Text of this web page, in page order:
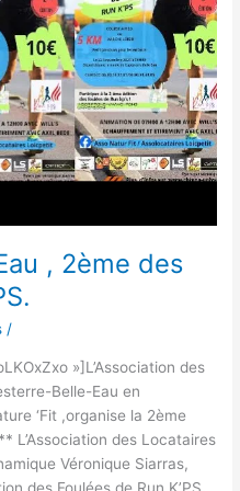
, 2ème des
/
»]L’Association des
Belle-Eau en
‘Fit ,organise la 2ème
L’Association des Locataires
Véronique Siarras,
des Foulées de Run K’PS.